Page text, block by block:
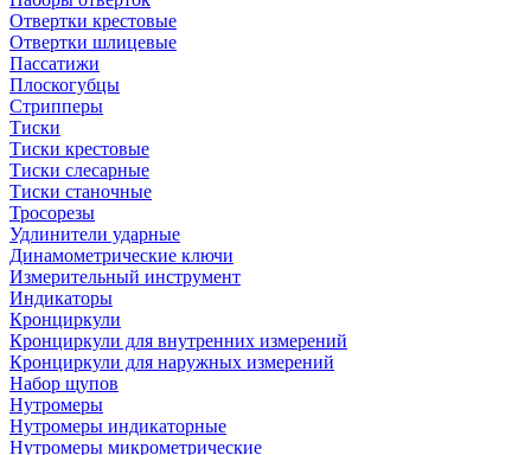
Отвертки крестовые
Отвертки шлицевые
Пассатижи
Плоскогубцы
Стрипперы
Тиски
Тиски крестовые
Тиски слесарные
Тиски станочные
Тросорезы
Удлинители ударные
Динамометрические ключи
Измерительный инструмент
Индикаторы
Кронциркули
Кронциркули для внутренних измерений
Кронциркули для наружных измерений
Набор щупов
Нутромеры
Нутромеры индикаторные
Нутромеры микрометрические